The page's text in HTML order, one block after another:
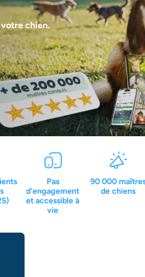
chien.
Pas
d'engagement
et accessible à
vie
90 000
de chiens